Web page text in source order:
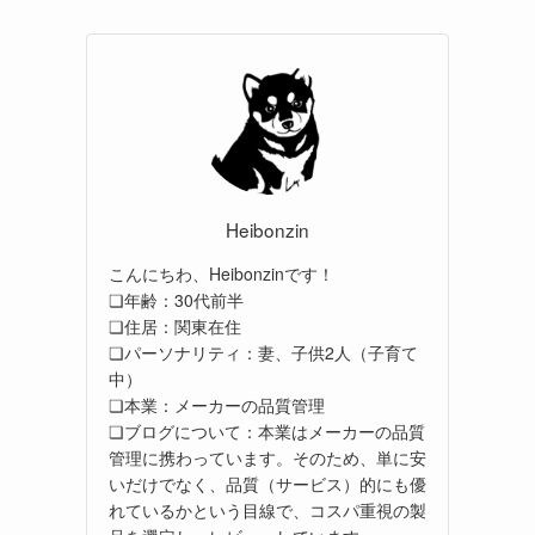
Heibonzin
こんにちわ、Heibonzinです！
❏年齢：30代前半
❏住居：関東在住
❏パーソナリティ：妻、子供2人（子育て
中）
❏本業：メーカーの品質管理
❏ブログについて：本業はメーカーの品質
管理に携わっています。そのため、単に安
いだけでなく、品質（サービス）的にも優
れているかという目線で、コスパ重視の製